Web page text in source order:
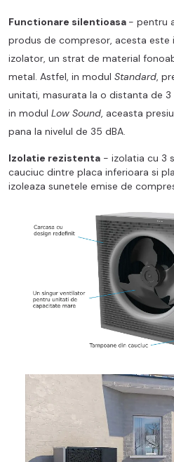
Functionare silentioasa - pentru
produs de compresor, acesta
izolator, un strat de material
metal. Astfel, in modul Standard,
unitati, masurata la o distanta de 3
in modul Low Sound, aceasta
pana la nivelul de 35 dBA.
Izolatie rezistenta - izolatia cu 3
cauciuc dintre placa inferioara si
izoleaza sunetele emise de